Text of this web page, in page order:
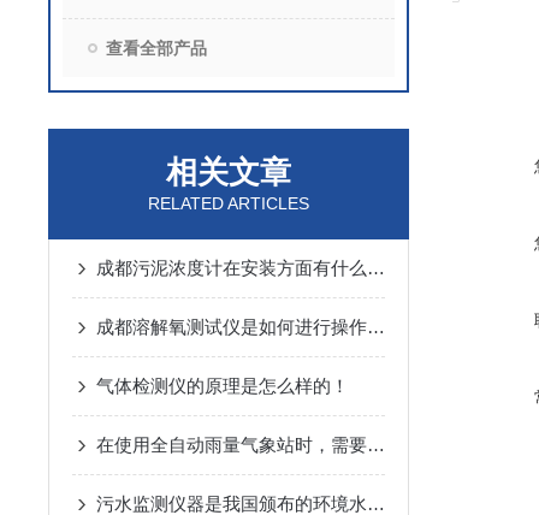
查看全部产品
相关文章
RELATED ARTICLES
成都污泥浓度计在安装方面有什么需要谨慎的
成都溶解氧测试仪是如何进行操作的呢？
气体检测仪的原理是怎么样的！
在使用全自动雨量气象站时，需要注意以下几个事项
污水监测仪器是我国颁布的环境水质标准的主要监测指标之一